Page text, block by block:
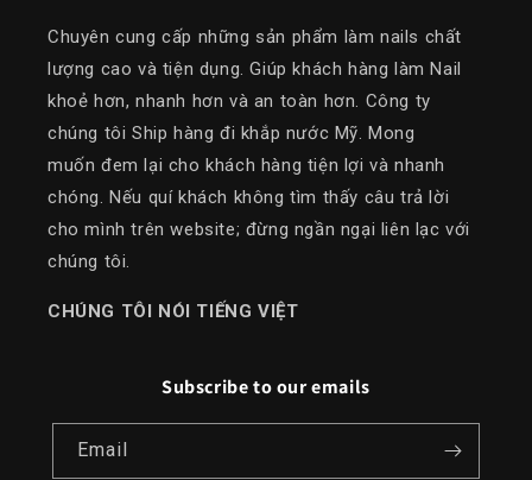
Chuyên cung cấp những sản phẩm làm nails chất
lượng cao và tiện dụng. Giúp khách hàng làm Nail
khoẻ hơn, nhanh hơn và an toàn hơn. Công ty
chúng tôi Ship hàng đi khắp nước Mỹ. Mong
muốn đem lại cho khách hàng tiện lợi và nhanh
chóng. Nếu quí khách không tìm thấy câu trả lời
cho mình trên website; đừng ngần ngại liên lạc với
chúng tôi.
​CHÚNG TÔI NÓI TIẾNG VIỆT
Subscribe to our emails
Email